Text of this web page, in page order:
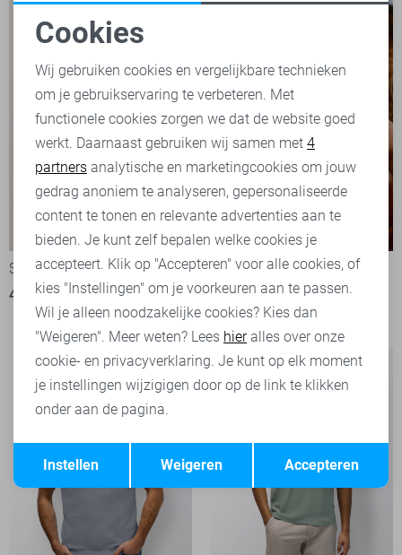
State of Art Polo
40,00 79,95
State of Art Polo
1
35,00 69,95
Noodzakelijke cookies
Personalisatie cookies
Analytische cookies
Marketing cookies
Terug Opslaan
Cookies
Wij gebruiken cookies en vergelijkbare technieken
om je gebruikservaring te verbeteren. Met
functionele cookies zorgen we dat de website goed
werkt. Daarnaast gebruiken wij samen met 4
partners analytische en marketingcookies om jouw
gedrag anoniem te analyseren, gepersonaliseerde
content te tonen en relevante advertenties aan te
bieden. Je kunt zelf bepalen welke cookies je
accepteert. Klik op "Accepteren" voor alle cookies, of
kies "Instellingen" om je voorkeuren aan te passen.
Wil je alleen noodzakelijke cookies? Kies dan
"Weigeren". Meer weten? Lees hieralles over onze
cookie- en privacyverklaring. Je kunt op elk moment
je instellingen wijzigigen door op de link te klikken
onder aan de pagina.
Accepteren
Weigeren
Instellen